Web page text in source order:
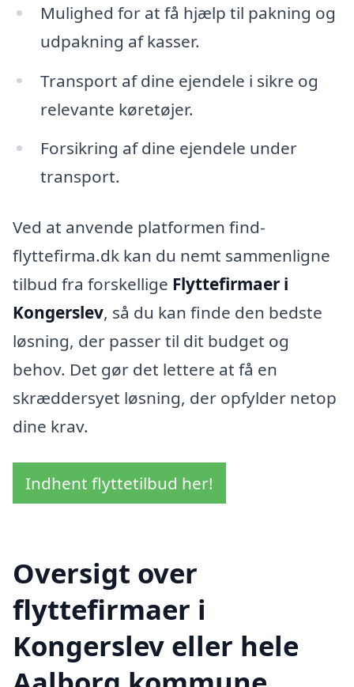
Mulighed for at få hjælp til pakning og
udpakning af kasser.
Transport af dine ejendele i sikre og
relevante køretøjer.
Forsikring af dine ejendele under
transport.
Ved at anvende platformen find-
flyttefirma.dk kan du nemt sammenligne
tilbud fra forskellige Flyttefirmaer i
Kongerslev, så du kan finde den bedste
løsning, der passer til dit budget og
behov. Det gør det lettere at få en
skræddersyet løsning, der opfylder netop
dine krav.
Indhent flyttetilbud her!
Oversigt over
flyttefirmaer i
Kongerslev eller hele